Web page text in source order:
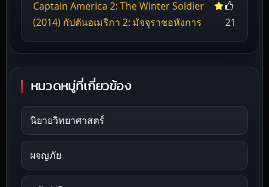
Captain America 2: The Winter Soldier
(2014) กัปตันอเมริกา 2: มัจจุราชอหังการ
21
หมวดหมู่ที่เกี่ยวข้อง
นิยายวิทยาศาสตร์
ผจญภัย